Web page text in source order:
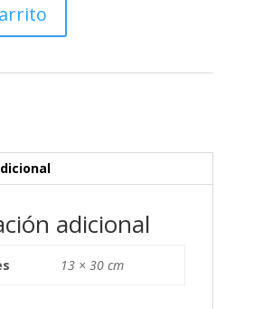
adicional
13 × 30 cm